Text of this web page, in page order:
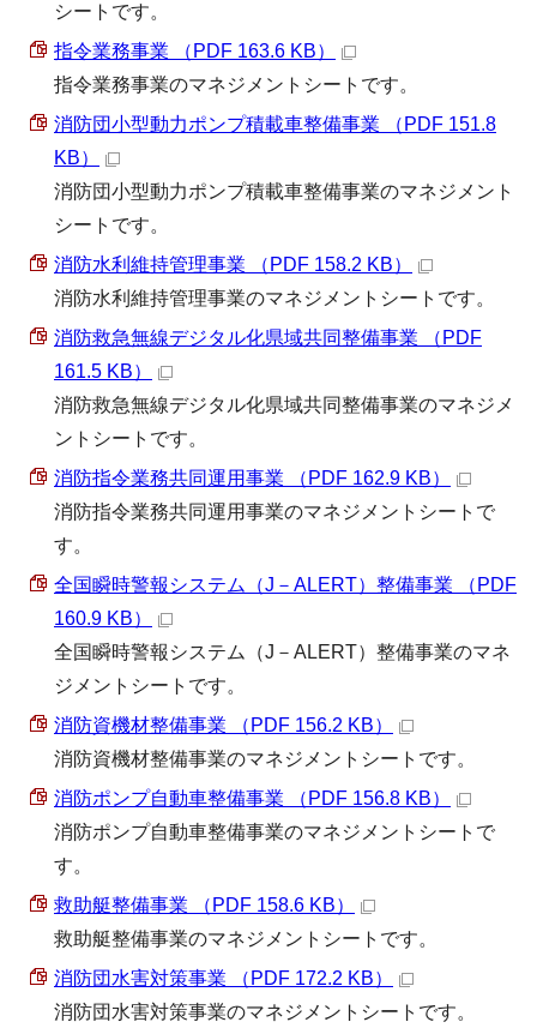
シートです。
指令業務事業 （PDF 163.6 KB）
指令業務事業のマネジメントシートです。
消防団小型動力ポンプ積載車整備事業 （PDF 151.8
KB）
消防団小型動力ポンプ積載車整備事業のマネジメント
シートです。
消防水利維持管理事業 （PDF 158.2 KB）
消防水利維持管理事業のマネジメントシートです。
消防救急無線デジタル化県域共同整備事業 （PDF
161.5 KB）
消防救急無線デジタル化県域共同整備事業のマネジメ
ントシートです。
消防指令業務共同運用事業 （PDF 162.9 KB）
消防指令業務共同運用事業のマネジメントシートで
す。
全国瞬時警報システム（J－ALERT）整備事業 （PDF
160.9 KB）
全国瞬時警報システム（J－ALERT）整備事業のマネ
ジメントシートです。
消防資機材整備事業 （PDF 156.2 KB）
消防資機材整備事業のマネジメントシートです。
消防ポンプ自動車整備事業 （PDF 156.8 KB）
消防ポンプ自動車整備事業のマネジメントシートで
す。
救助艇整備事業 （PDF 158.6 KB）
救助艇整備事業のマネジメントシートです。
消防団水害対策事業 （PDF 172.2 KB）
消防団水害対策事業のマネジメントシートです。